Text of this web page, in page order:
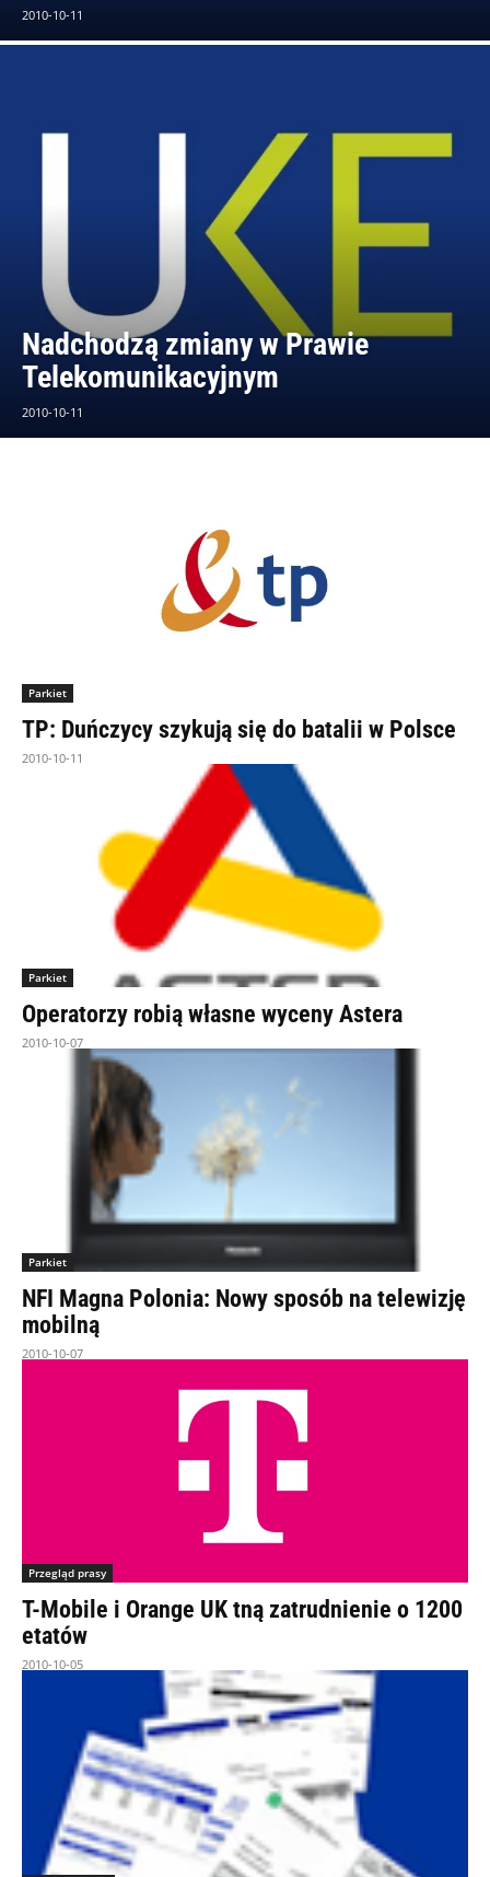
2010-10-11
Nadchodzą zmiany w Prawie
Telekomunikacyjnym
2010-10-11
Parkiet
TP: Duńczycy szykują się do batalii w Polsce
2010-10-11
Parkiet
Operatorzy robią własne wyceny Astera
2010-10-07
Parkiet
NFI Magna Polonia: Nowy sposób na telewizję
mobilną
2010-10-07
Przegląd prasy
T-Mobile i Orange UK tną zatrudnienie o 1200
etatów
2010-10-05